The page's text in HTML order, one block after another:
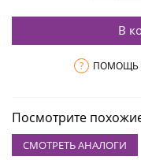
В
? ПОМОЩЬ
Посмотрите
СМОТРЕТЬ АНАЛОГИ